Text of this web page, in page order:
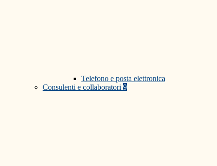
Telefono e posta elettronica
Consulenti e collaboratori 9